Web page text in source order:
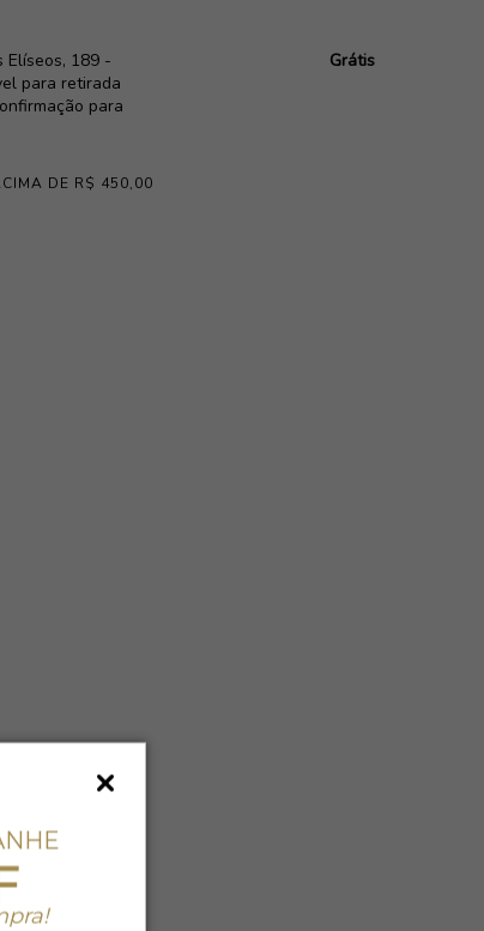
Elíseos, 189 -
para retirada
para
Grátis
DE R$ 450,00